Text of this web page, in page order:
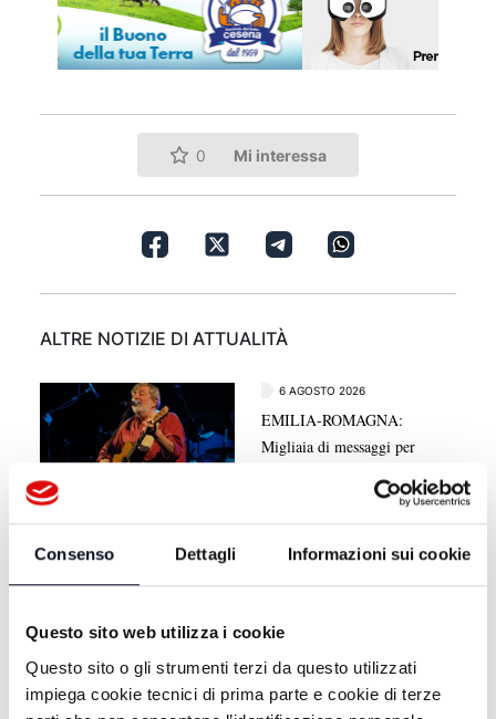
Consenso Dettagli Informazioni sui cookie
Questo sito web utilizza i cookie
Questo sito o gli strumenti terzi da questo utilizzati
impiega cookie tecnici di prima parte e cookie di terze
0 Mi interessa
ALTRE NOTIZIE DI ATTUALITÀ
6 AGOSTO 2026
EMILIA-ROMAGNA:
Migliaia di messaggi per
"Non morirà mai"
6 AGOSTO 2026
ROMAGNA: Case vacanza fantasma, come difendersi dalle
6 AGOSTO 2026
EMILIA-ROMAGNA: Scomparsa Guccini, esequie private e
cerimonia pubblica a settembre | VIDEO